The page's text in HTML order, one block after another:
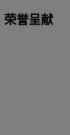
荣誉呈献